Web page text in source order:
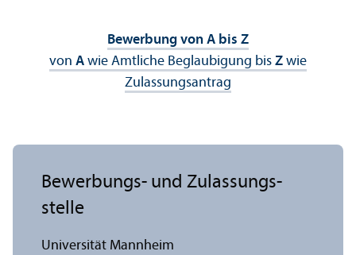
Bewerbung von A bis Z
von A wie Amtliche Beglaubigung bis Z wie
Zulassungs­antrag
Bewerbungs- und Zulassungs­
stelle
Universität Mannheim